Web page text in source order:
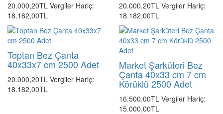
20.000,20TL Vergiler Hariç:
18.182,00TL
20.000,20TL Vergiler Hariç:
18.182,00TL
Toptan Bez Çanta
40x33x7 cm 2500 Adet
20.000,20TL Vergiler Hariç:
18.182,00TL
Market Şarküteri Bez
Çanta 40x33 cm 7 cm
Körüklü 2500 Adet
16.500,00TL Vergiler Hariç:
15.000,00TL